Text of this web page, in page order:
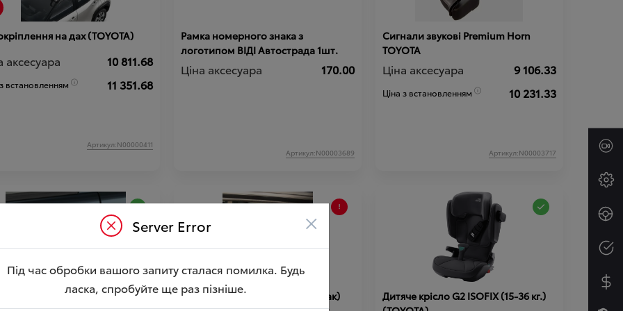
на дах (TOYOTA)
аксесуара 10 811.68
встановленням 11 351.68
Артикул:N00000411
Рамка номерного знака з
логотипом ВІДІ Автострада 1шт.
Ціна аксесуара 170.00
Артикул:N00003689
Сигнали звукові Premium Horn
TOYOTA
Ціна аксесуара 9 106.33
Ціна з встановленням 10 231.33
Артикул:N00003717
плівки на ручки дверей (к-
Накидка на задні сидіння (гамак)
Дитяче крісло G2 ISOFIX (15-36 кг.)
Server Error ×
Під час обробки вашого запиту сталася помилка. Будь
ласка, спробуйте ще раз пізніше.